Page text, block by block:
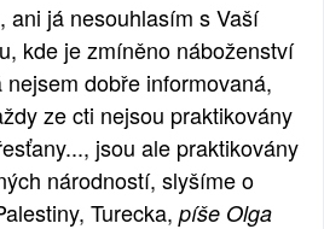
ani já nesouhlasím s Vaší
kde je zmíněno náboženství
dobře informovaná,
ze cti nejsou praktikovány
jsou ale praktikovány
národností, slyšíme o
Turecka, píše Olga